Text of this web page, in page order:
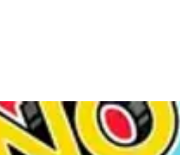
qui stimule votre